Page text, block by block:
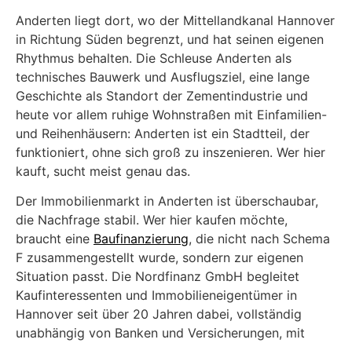
Anderten liegt dort, wo der Mittellandkanal Hannover
in Richtung Süden begrenzt, und hat seinen eigenen
Rhythmus behalten. Die Schleuse Anderten als
technisches Bauwerk und Ausflugsziel, eine lange
Geschichte als Standort der Zementindustrie und
heute vor allem ruhige Wohnstraßen mit Einfamilien-
und Reihenhäusern: Anderten ist ein Stadtteil, der
funktioniert, ohne sich groß zu inszenieren. Wer hier
kauft, sucht meist genau das.
Der Immobilienmarkt in Anderten ist überschaubar,
die Nachfrage stabil. Wer hier kaufen möchte,
braucht eine Baufinanzierung, die nicht nach Schema
F zusammengestellt wurde, sondern zur eigenen
Situation passt. Die Nordfinanz GmbH begleitet
Kaufinteressenten und Immobilieneigentümer in
Hannover seit über 20 Jahren dabei, vollständig
unabhängig von Banken und Versicherungen, mit